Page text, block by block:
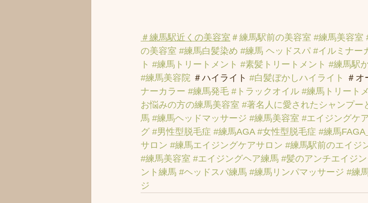
＃練馬駅近くの美容室 ＃練馬駅前の美容室 #練馬美容室
の美容室 #練馬白髪染め #練馬 ヘッドスパ #イルミナー
ト #練馬トリートメント #素髪トリートメント #練馬駅
#練馬美容院 ＃ハイライト #白髪ぼかしハイライト ＃オ
ナーカラー #練馬発毛 #トラックオイル #練馬トリート
お悩みの方の練馬美容室 #著名人に愛されたシャンプー
馬 #練馬ヘッドマッサージ #練馬美容室 #エイジングケ
グ #男性型脱毛症 #練馬AGA #女性型脱毛症 #練馬FAGA
サロン #練馬エイジングケアサロン #練馬駅前のエイジ
#練馬美容室 #エイジングヘア練馬 #髪のアンチエイジ
ント練馬 #ヘッドスパ練馬 #練馬リンパマッサージ #練
ジ